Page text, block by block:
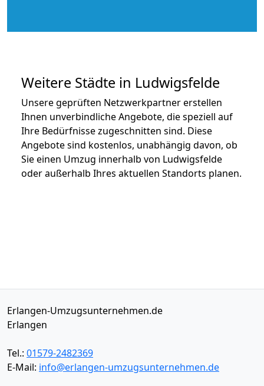
Weitere Städte in Ludwigsfelde
Unsere geprüften Netzwerkpartner erstellen
Ihnen unverbindliche Angebote, die speziell auf
Ihre Bedürfnisse zugeschnitten sind. Diese
Angebote sind kostenlos, unabhängig davon, ob
Sie einen Umzug innerhalb von Ludwigsfelde
oder außerhalb Ihres aktuellen Standorts planen.
Erlangen-Umzugsunternehmen.de
Erlangen
Tel.: 01579-2482369
E-Mail: info@erlangen-umzugsunternehmen.de